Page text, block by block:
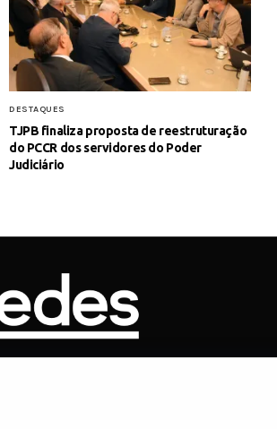
DESTAQUES
TJPB finaliza proposta de reestruturação
do PCCR dos servidores do Poder
Judiciário